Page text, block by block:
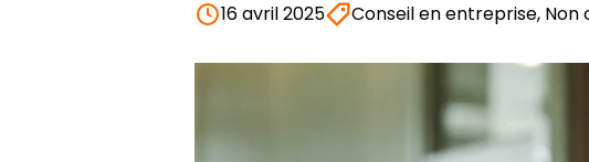
16 avril 2025 Conseil en entreprise, Non